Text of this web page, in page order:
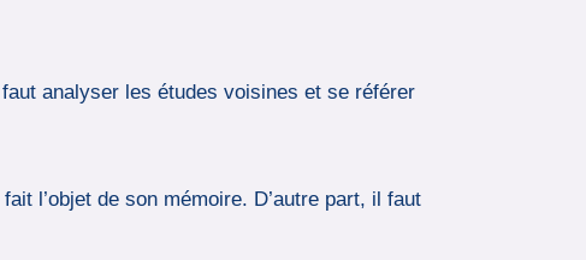
analyser les études voisines et se référer
l’objet de son mémoire. D’autre part, il faut